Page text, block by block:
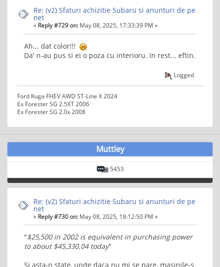
Re: (v2) Sfaturi achizitie Subaru si anunturi de pe
net
« Reply #729 on: May 08, 2025, 17:33:39 PM »
Ah... dat color!!!
Da' n-au pus si ei o poza cu interioru. In rest... eftin.
Logged
Ford Kuga FHEV AWD ST-Line X 2024
Ex Forester SG 2.5XT 2006
Ex Forester SG 2.0x 2008
Muttley
5453
Re: (v2) Sfaturi achizitie Subaru si anunturi de pe
net
« Reply #730 on: May 08, 2025, 18:12:50 PM »
"$25,500 in 2002 is equivalent in purchasing power
to about $45,330.04 today"
Si asta-n state, unde daca nu mi se pare, masinile-s